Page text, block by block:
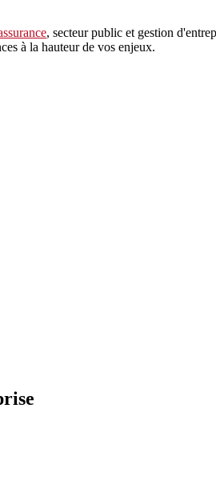
, secteur public et gestion
à la hauteur de vos enjeux.